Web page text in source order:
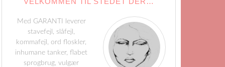
Med GARANTI leverer
stavefejl, slåfejl,
kommafejl, ord floskler,
inhumane tanker, flabet
sprogbrug, vulgær